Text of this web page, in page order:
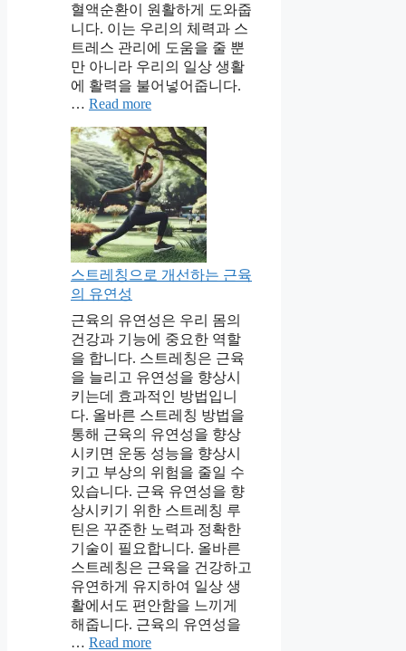
혈액순환이 원활하게 도와줍
니다. 이는 우리의 체력과 스
트레스 관리에 도움을 줄 뿐
만 아니라 우리의 일상 생활
에 활력을 불어넣어줍니다.
… Read more
스트레칭으로 개선하는 근육
의 유연성
근육의 유연성은 우리 몸의
건강과 기능에 중요한 역할
을 합니다. 스트레칭은 근육
을 늘리고 유연성을 향상시
키는데 효과적인 방법입니
다. 올바른 스트레칭 방법을
통해 근육의 유연성을 향상
시키면 운동 성능을 향상시
키고 부상의 위험을 줄일 수
있습니다. 근육 유연성을 향
상시키기 위한 스트레칭 루
틴은 꾸준한 노력과 정확한
기술이 필요합니다. 올바른
스트레칭은 근육을 건강하고
유연하게 유지하여 일상 생
활에서도 편안함을 느끼게
해줍니다. 근육의 유연성을
… Read more